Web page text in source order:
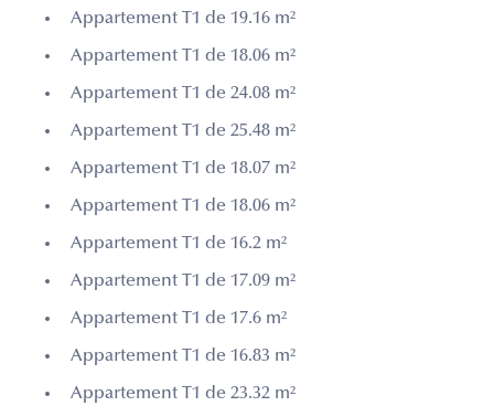
Appartement T1 de 19.16 m²
Appartement T1 de 18.06 m²
Appartement T1 de 24.08 m²
Appartement T1 de 25.48 m²
Appartement T1 de 18.07 m²
Appartement T1 de 18.06 m²
Appartement T1 de 16.2 m²
Appartement T1 de 17.09 m²
Appartement T1 de 17.6 m²
Appartement T1 de 16.83 m²
Appartement T1 de 23.32 m²